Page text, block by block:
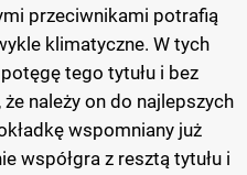
przeciwnikami potrafią
klimatyczne. W tych
tego tytułu i bez
należy on do najlepszych
wspomniany już
współgra z resztą tytułu i